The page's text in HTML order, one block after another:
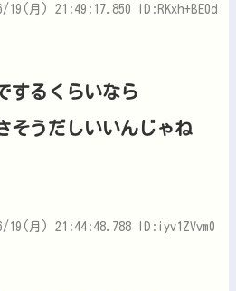
19(月) 21:49:17.850 ID:RKxh+BE0d
するくらいなら
そうだしいいんじゃね
19(月) 21:44:48.788 ID:iyv1ZVvm0